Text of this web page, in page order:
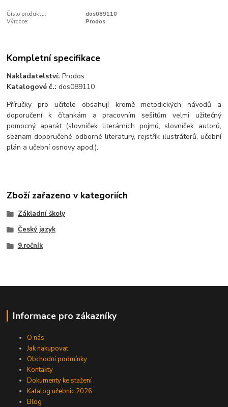
Číslo produktu:
dos089110
Výrobce:
Prodos
Kompletní specifikace
Nakladatelství:Prodos
Katalogové č.: dos089110
Příručky pro učitele obsahují kromě metodických návodů a
doporučení k čítankám a pracovním sešitům velmi užitečný
pomocný aparát (slovníček literárních pojmů, slovníček autorů,
seznam doporučené odborné literatury, rejstřík ilustrátorů, učební
plán a učební osnovy apod.).
Zboží zařazeno v kategoriích
Základní školy
Český jazyk
9.ročník
Informace pro zákazníky
O nás
Jak nakupovat
Obchodní podmínky
Kontakty
Dokumenty ke stažení
Katalog učebnic 2026
Blog